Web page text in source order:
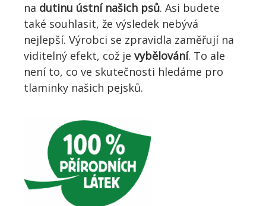
na dutinu ústní našich psů. Asi budete
také souhlasit, že výsledek nebývá
nejlepší. Výrobci se zpravidla zaměřují na
viditelný efekt, což je vybělování. To ale
není to, co ve skutečnosti hledáme pro
tlaminky našich pejsků.